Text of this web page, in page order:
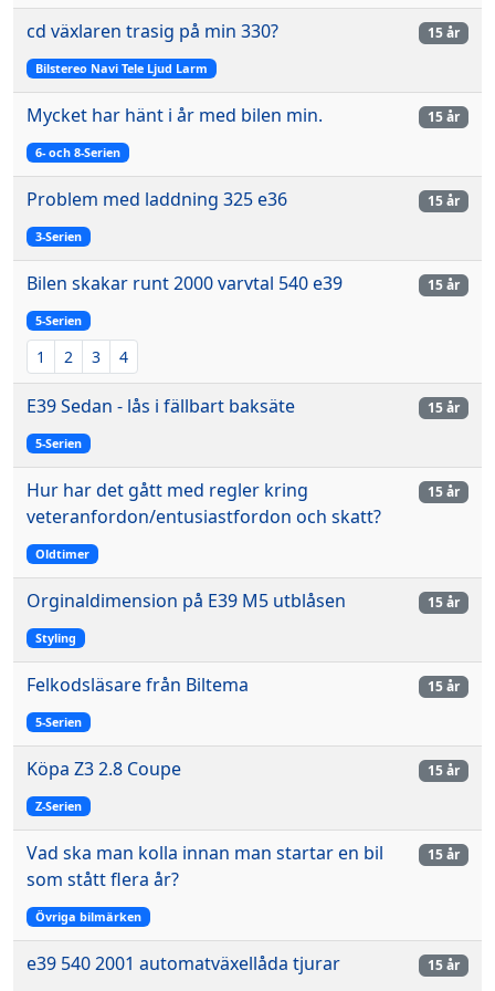
cd växlaren trasig på min 330?
Bilstereo Navi Tele Ljud Larm
15 år
Mycket har hänt i år med bilen min.
6- och 8-Serien
15 år
Problem med laddning 325 e36
3-Serien
15 år
Bilen skakar runt 2000 varvtal 540 e39
5-Serien
1 2 3 4
15 år
E39 Sedan - lås i fällbart baksäte
5-Serien
15 år
Hur har det gått med regler kring
veteranfordon/entusiastfordon och skatt?
Oldtimer
15 år
Orginaldimension på E39 M5 utblåsen
Styling
15 år
Felkodsläsare från Biltema
5-Serien
15 år
Köpa Z3 2.8 Coupe
Z-Serien
15 år
Vad ska man kolla innan man startar en bil
som stått flera år?
Övriga bilmärken
15 år
e39 540 2001 automatväxellåda tjurar 15 år